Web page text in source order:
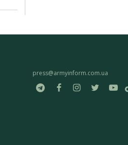
press@armyinform.com.ua